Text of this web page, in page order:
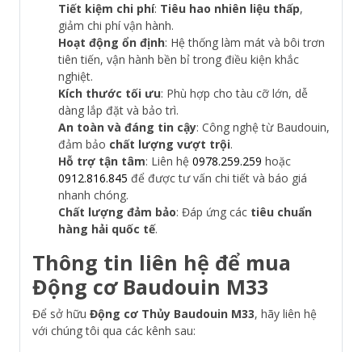
Tiết kiệm chi phí: Tiêu hao nhiên liệu thấp,
giảm chi phí vận hành.
Hoạt động ổn định: Hệ thống làm mát và bôi trơn
tiên tiến, vận hành bền bỉ trong điều kiện khắc
nghiệt.
Kích thước tối ưu: Phù hợp cho tàu cỡ lớn, dễ
dàng lắp đặt và bảo trì.
An toàn và đáng tin cậy: Công nghệ từ Baudouin,
đảm bảo chất lượng vượt trội.
Hỗ trợ tận tâm: Liên hệ 0978.259.259 hoặc
0912.816.845 để được tư vấn chi tiết và báo giá
nhanh chóng.
Chất lượng đảm bảo: Đáp ứng các tiêu chuẩn
hàng hải quốc tế.
Thông tin liên hệ để mua
Động cơ Baudouin M33
Để sở hữu Động cơ Thủy Baudouin M33, hãy liên hệ
với chúng tôi qua các kênh sau: